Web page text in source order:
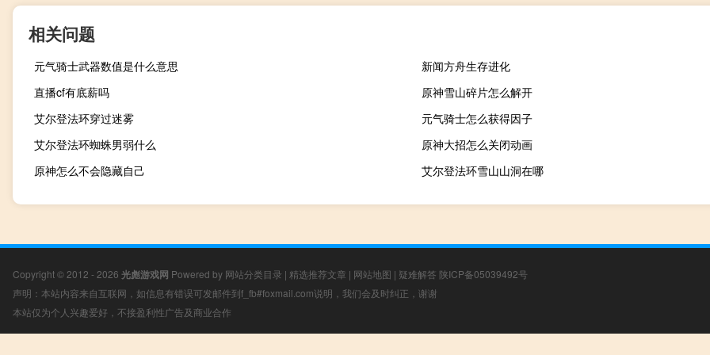
相关问题
元气骑士武器数值是什么意思
新闻方舟生存进化
直播cf有底薪吗
原神雪山碎片怎么解开
艾尔登法环穿过迷雾
元气骑士怎么获得因子
艾尔登法环蜘蛛男弱什么
原神大招怎么关闭动画
原神怎么不会隐藏自己
艾尔登法环雪山山洞在哪
Copyright © 2012 - 2026 光彪游戏网 Powered by 网站分类目录 | 精选推荐文章 | 网站地图 | 疑难解答 陕ICP备05039492号
声明：本站内容来自互联网，如信息有错误可发邮件到f_fb#foxmail.com说明，我们会及时纠正，谢谢
本站仅为个人兴趣爱好，不接盈利性广告及商业合作